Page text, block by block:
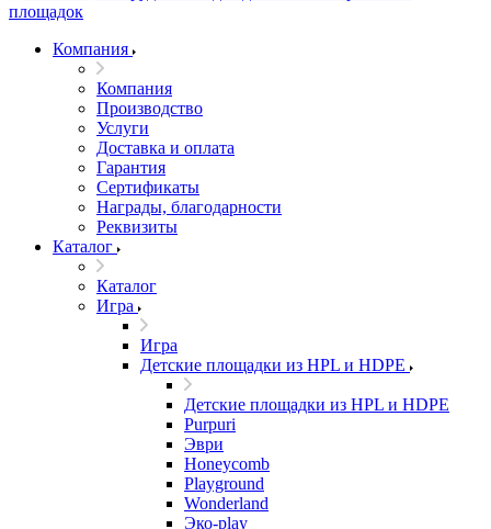
Компания
Компания
Производство
Услуги
Доставка и оплата
Гарантия
Сертификаты
Награды, благодарности
Реквизиты
Каталог
Каталог
Игра
Игра
Детские площадки из HPL и HDPE
Детские площадки из HPL и HDPE
Purpuri
Эври
Honeycomb
Playground
Wonderland
Эко-play